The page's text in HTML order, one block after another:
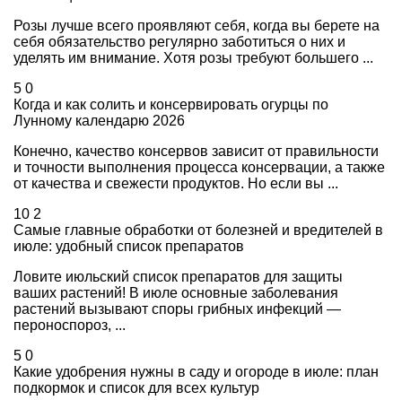
Розы лучше всего проявляют себя, когда вы берете на
себя обязательство регулярно заботиться о них и
уделять им внимание. Хотя розы требуют большего ...
5 0
Когда и как солить и консервировать огурцы по
Лунному календарю 2026
Конечно, качество консервов зависит от правильности
и точности выполнения процесса консервации, а также
от качества и свежести продуктов. Но если вы ...
10 2
Самые главные обработки от болезней и вредителей в
июле: удобный список препаратов
Ловите июльский список препаратов для защиты
ваших растений! В июле основные заболевания
растений вызывают споры грибных инфекций —
пероноспороз, ...
5 0
Какие удобрения нужны в саду и огороде в июле: план
подкормок и список для всех культур